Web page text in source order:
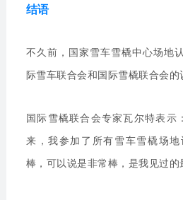
结语
不久前，国家雪车雪橇中心场地
际雪车联合会和国际雪橇联合会的
国际雪橇联合会专家瓦尔特表示
来，我参加了所有雪车雪橇场
棒，可以说是非常棒，是我见过的